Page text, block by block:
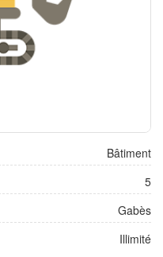
Bâtiment
5
Gabès
Illimité